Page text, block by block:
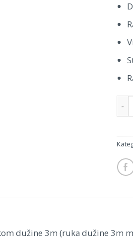
dužine 3m (ruka dužine 3m